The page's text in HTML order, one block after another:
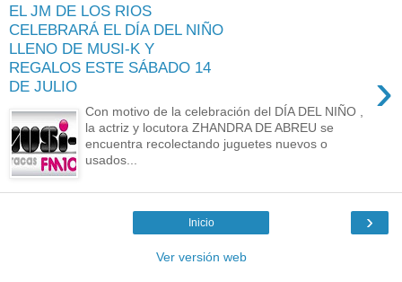
EL JM DE LOS RIOS
CELEBRARÁ EL DÍA DEL NIÑO
LLENO DE MUSI-K Y
REGALOS ESTE SÁBADO 14
DE JULIO
›
Con motivo de la celebración del DÍA DEL NIÑO ,
la actriz y locutora ZHANDRA DE ABREU se
encuentra recolectando juguetes nuevos o
usados...
›
Inicio
Ver versión web